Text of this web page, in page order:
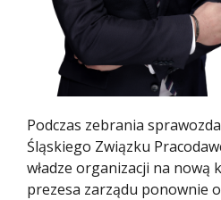
Podczas zebrania
Śląskiego Związku
władze organizacji na nową
prezesa zarządu ponownie